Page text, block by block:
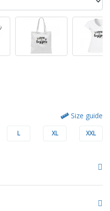
Size guide
L XL XXL